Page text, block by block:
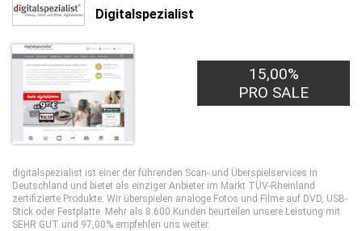
Digitalspezialist
15,00%
PRO SALE
digitalspezialist ist einer der führenden Scan- und Überspielservices in
Deutschland und bietet als einziger Anbieter im Markt TÜV-Rheinland
zertifizierte Produkte. Wir überspielen analoge Fotos und Filme auf DVD, USB-
Stick oder Festplatte. Mehr als 8.600 Kunden beurteilen unsere Leistung mit
SEHR GUT und 97,00% empfehlen uns weiter.